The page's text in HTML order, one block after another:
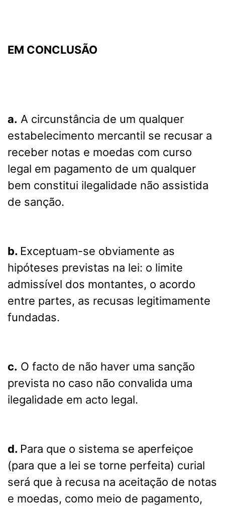
EM CONCLUSÃO
a. A circunstância de um qualquer
estabelecimento mercantil se recusar a
receber notas e moedas com curso
legal em pagamento de um qualquer
bem constitui ilegalidade não assistida
de sanção.
b. Exceptuam-se obviamente as
hipóteses previstas na lei: o limite
admissível dos montantes, o acordo
entre partes, as recusas legitimamente
fundadas.
c. O facto de não haver uma sanção
prevista no caso não convalida uma
ilegalidade em acto legal.
d. Para que o sistema se aperfeiçoe
(para que a lei se torne perfeita) curial
será que à recusa na aceitação de notas
e moedas, como meio de pagamento,